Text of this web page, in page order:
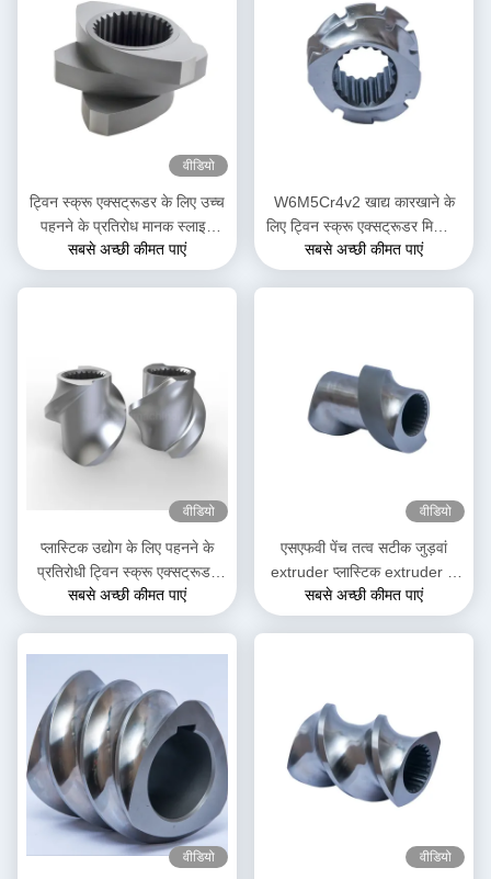
वीडियो
ट्विन स्क्रू एक्सट्रूडर के लिए उच्च
पहनने के प्रतिरोध मानक स्लाइन
घुमावदार ब्लॉक
सबसे अच्छी कीमत पाएं
W6M5Cr4v2 खाद्य कारखाने के
लिए ट्विन स्क्रू एक्सट्रूडर मिक्सिंग
स्क्रू एलिमेंट
सबसे अच्छी कीमत पाएं
वीडियो
प्लास्टिक उद्योग के लिए पहनने के
प्रतिरोधी ट्विन स्क्रू एक्सट्रूडर
SK स्क्रू तत्व
सबसे अच्छी कीमत पाएं
वीडियो
एसएफवी पेंच तत्व सटीक जुड़वां
extruder प्लास्टिक extruder के
लिए पेंच तत्व
सबसे अच्छी कीमत पाएं
वीडियो वीडियो